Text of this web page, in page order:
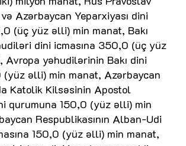
Azərbaycan Yeparxiyası dini
(üç yüz əlli) min manat, Bakı
dini icmasına 350,0 (üç yüz
Avropa yəhudilərinin Bakı dini
(yüz əlli) min manat, Azərbaycan
Katolik Kilsəsinin Apostol
qurumuna 150,0 (yüz əlli) min
Respublikasının Alban-Udi
150,0 (yüz əlli) min manat,